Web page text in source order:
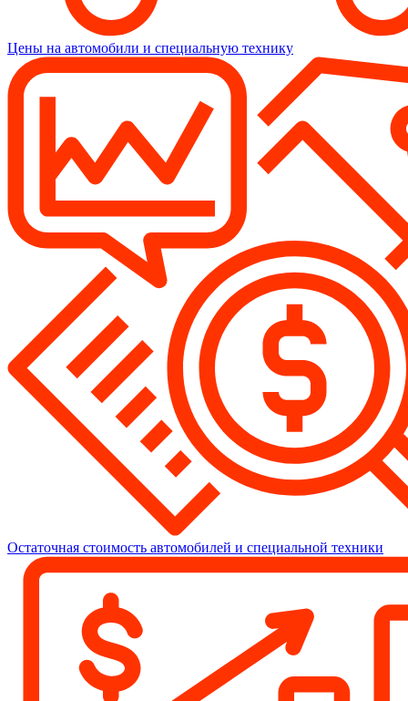
Цены на автомобили и специальную технику
Остаточная стоимость автомобилей и специальной техники